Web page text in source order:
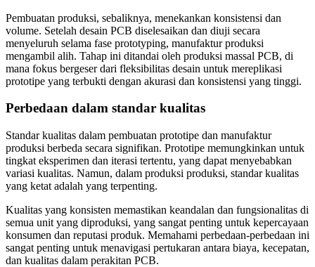
Pembuatan produksi, sebaliknya, menekankan konsistensi dan
volume. Setelah desain PCB diselesaikan dan diuji secara
menyeluruh selama fase prototyping, manufaktur produksi
mengambil alih. Tahap ini ditandai oleh produksi massal PCB, di
mana fokus bergeser dari fleksibilitas desain untuk mereplikasi
prototipe yang terbukti dengan akurasi dan konsistensi yang tinggi.
Perbedaan dalam standar kualitas
Standar kualitas dalam pembuatan prototipe dan manufaktur
produksi berbeda secara signifikan. Prototipe memungkinkan untuk
tingkat eksperimen dan iterasi tertentu, yang dapat menyebabkan
variasi kualitas. Namun, dalam produksi produksi, standar kualitas
yang ketat adalah yang terpenting.
Kualitas yang konsisten memastikan keandalan dan fungsionalitas di
semua unit yang diproduksi, yang sangat penting untuk kepercayaan
konsumen dan reputasi produk. Memahami perbedaan-perbedaan ini
sangat penting untuk menavigasi pertukaran antara biaya, kecepatan,
dan kualitas dalam perakitan PCB.